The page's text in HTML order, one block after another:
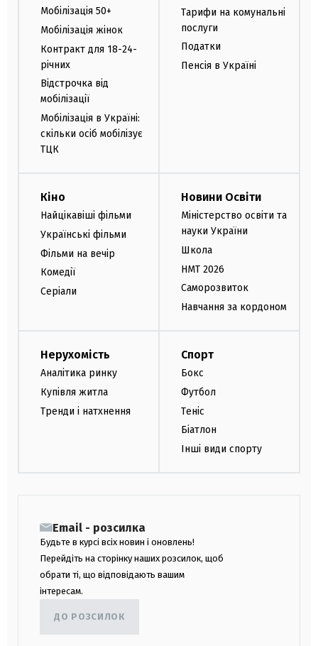
Мобілізація 50+
Мобілізація жінок
Контракт для 18-24-
річних
Відстрочка від
мобілізації
Мобілізація в Україні:
скільки осіб мобілізує
ТЦК
Тарифи на комунальні
послуги
Податки
Пенсія в Україні
Кіно
Найцікавіші фільми
Українські фільми
Фільми на вечір
Комедії
Серіали
Новини Освіти
Міністерство освіти та
науки України
Школа
НМТ 2026
Саморозвиток
Навчання за кордоном
Нерухомість
Аналітика ринку
Купівля житла
Тренди і натхнення
Спорт
Бокс
Футбол
Теніс
Біатлон
Інші види спорту
Email - розсилка
Будьте в курсі всіх новин і оновлень!
Перейдіть на сторінку наших розсилок, щоб
обрати ті, що відповідають вашим
інтересам.
ДО РОЗСИЛОК